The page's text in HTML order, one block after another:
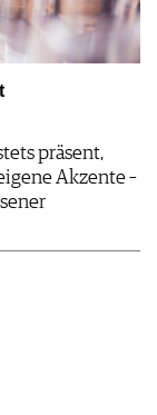
präsent,
Akzente –